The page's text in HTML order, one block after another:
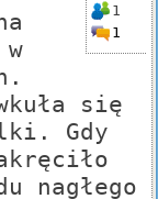
1
1
się
Gdy
nagłego